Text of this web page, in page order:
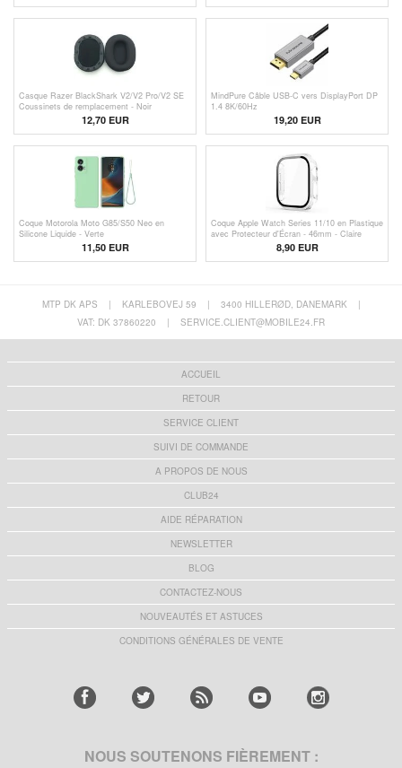
Casque Razer BlackShark V2/V2 Pro/V2 SE
Coussinets de remplacement - Noir
12,70 EUR
MindPure Câble USB-C vers DisplayPort DP
1.4 8K/60Hz
19,20 EUR
Coque Motorola Moto G85/S50 Neo en
Silicone Liquide - Verte
11,50 EUR
Coque Apple Watch Series 11/10 en Plastique
avec Protecteur d'Écran - 46mm - Claire
8,90 EUR
MTP DK APS | KARLEBOVEJ 59 | 3400 HILLERØD, DANEMARK
|
VAT: DK 37860220
| SERVICE.CLIENT@MOBILE24.FR
ACCUEIL
RETOUR
SERVICE CLIENT
SUIVI DE COMMANDE
A PROPOS DE NOUS
CLUB24
AIDE RÉPARATION
NEWSLETTER
BLOG
CONTACTEZ-NOUS
NOUVEAUTÉS ET ASTUCES
CONDITIONS GÉNÉRALES DE VENTE
NOUS SOUTENONS FIÈREMENT :